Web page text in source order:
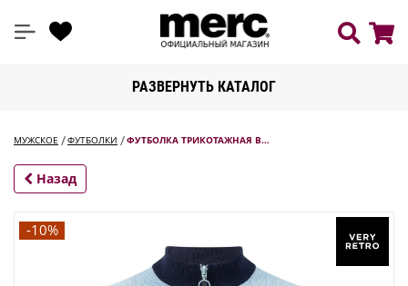
РАЗВЕРНУТЬ КАТАЛОГ
МУЖСКОЕ ФУТБОЛКИ ФУТБОЛКА ТРИКОТАЖНАЯ B…
Назад
-10%